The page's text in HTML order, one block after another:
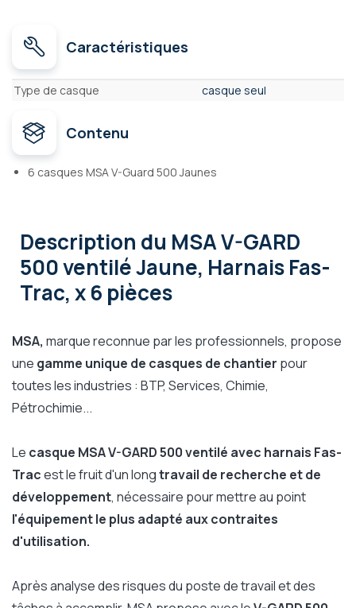
Caractéristiques
Caractéristiques
Type de casque casque seul
Contenu
6 casques MSA V-Guard 500 Jaunes
Description du MSA V-GARD
500 ventilé Jaune, Harnais Fas-
Trac, x 6 pièces
MSA, marque reconnue par les professionnels, propose
une gamme unique de casques de chantier pour
toutes les industries : BTP, Services, Chimie,
Pétrochimie...
Le casque MSA V-GARD 500 ventilé avec harnais Fas-
Tracest le fruit d'un longtravail de recherche et de
développement, nécessaire pour mettre au point
l'équipement le plus adapté aux contraites
d'utilisation.
Après analyse des risques du poste de travail et des